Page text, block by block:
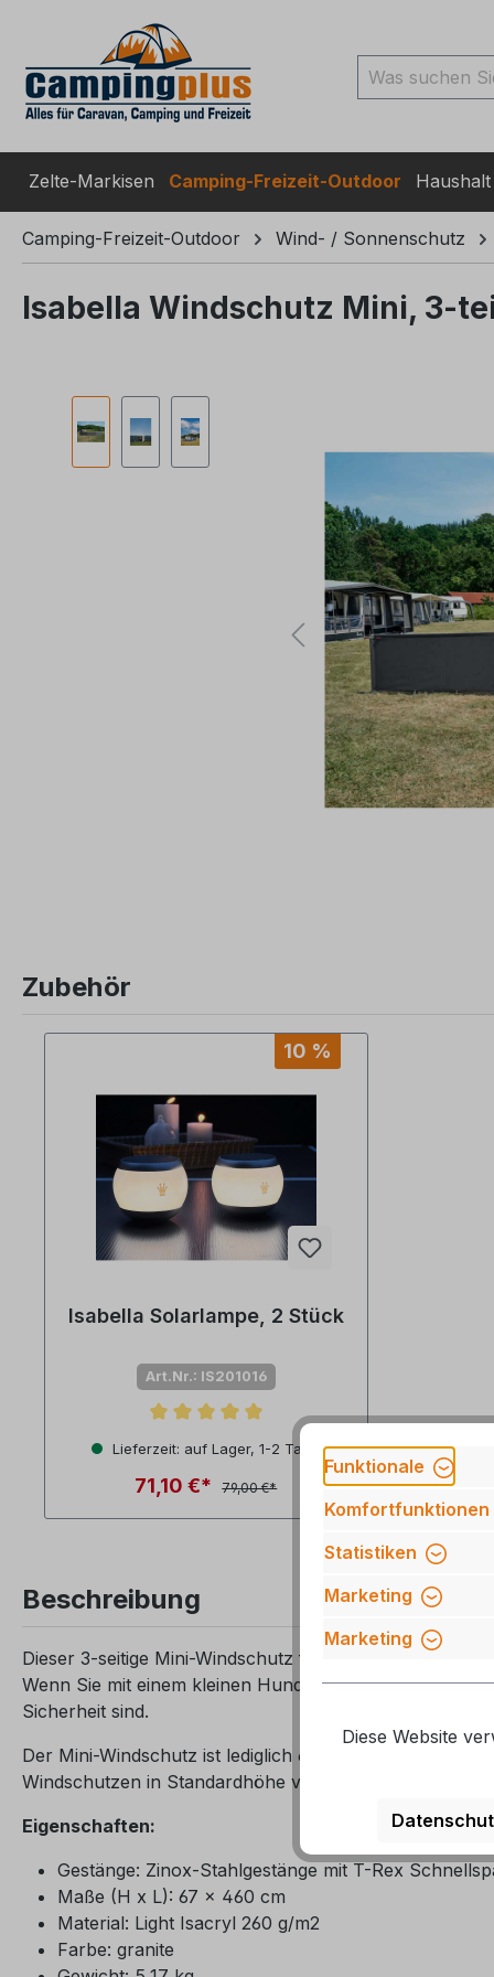
Zur Suche springen
Zelte-Markisen Camping-Freizeit-Outdoor Haushalt
Camping-Freizeit-Outdoor Wind- / Sonnenschutz
Isabella Windschutz Mini, 3-
Zubehör
10 %
Isabella Solarlampe, 2 Stück
Art.Nr.: IS201016
Durchschnittliche Bewertung von 5 von 5 Sternen
Lieferzeit: auf Lager, 1-2 Tage
71,10 €* 79,00 €*
Beschreibung
Dieser 3-seitige Mini-Windschutz fungiert als eine Art
Wenn Sie mit einem kleinen Hund oder Kleinkindern
Sicherheit sind.
Der Mini-Windschutz ist lediglich 67 cm hoch. Eine
Windschutzen in Standardhöhe verbunden werden,
Eigenschaften:
Gestänge: Zinox-Stahlgestänge mit T-Rex
Maße (H x L): 67 x 460 cm
Material: Light Isacryl 260 g/m2
Farbe: granite
Funktionale
Komfortfunktionen
Statistiken
Marketing
Marketing
Diese Website